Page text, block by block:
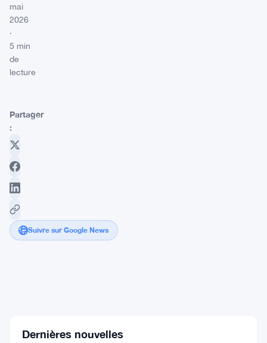
mai
2026
·
5 min
de
lecture
Partager
:
Suivre sur Google News
perdentDernières nouvelles